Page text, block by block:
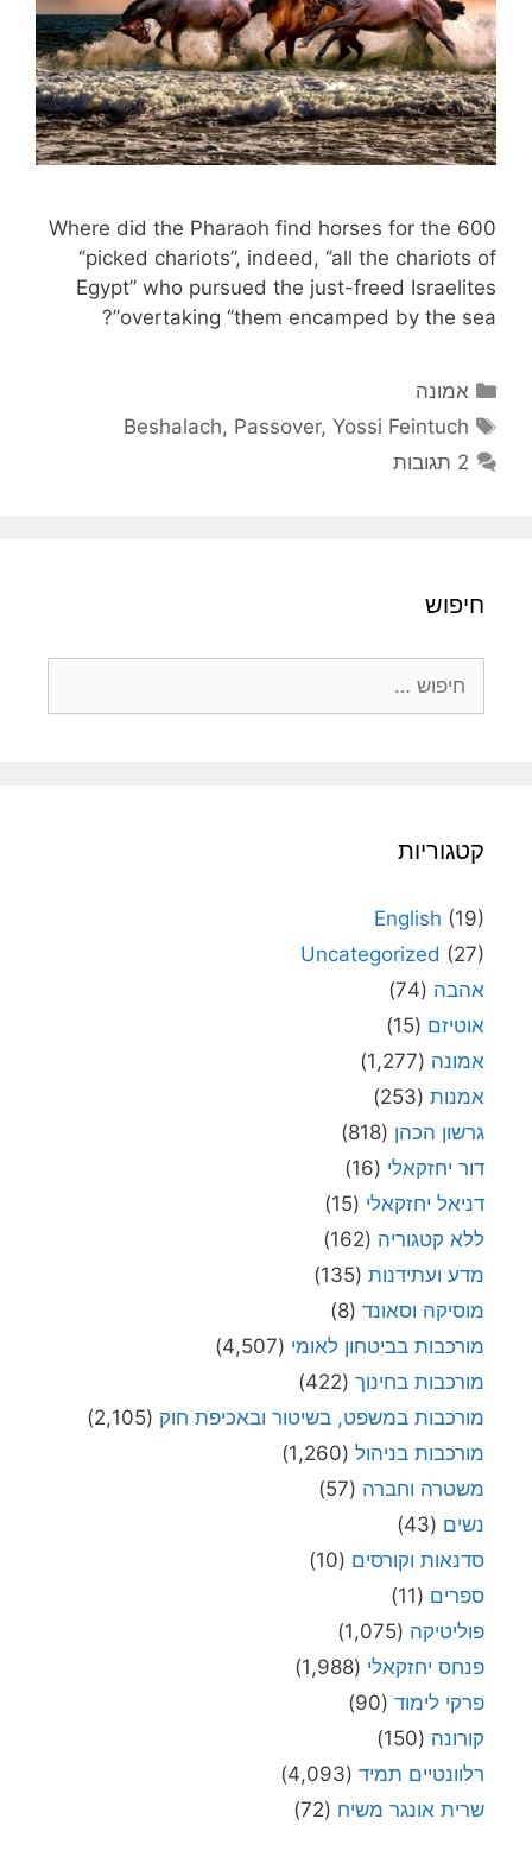
Where did the Pharaoh find horses for the 600
‘’picked chariots’’, indeed, ‘’all the chariots of
Egypt’’ who pursued the just-freed Israelites
overtaking ‘’them encamped by the sea’’?
קטגוריות
אמונה
תגיות
Beshalach, Passover, Yossi Feintuch
2 תגובות
חיפוש
קטגוריות
English (19)
Uncategorized (27)
אהבה (74)
אוטיזם (15)
אמונה (1,277)
אמנות (253)
גרשון הכהן (818)
דור יחזקאלי (16)
דניאל יחזקאלי (15)
ללא קטגוריה (162)
מדע ועתידנות (135)
מוסיקה וסאונד (8)
מורכבות בביטחון לאומי (4,507)
מורכבות בחינוך (422)
מורכבות במשפט, בשיטור ובאכיפת חוק (2,105)
מורכבות בניהול (1,260)
משטרה וחברה (57)
נשים (43)
סדנאות וקורסים (10)
ספרים (11)
פוליטיקה (1,075)
פנחס יחזקאלי (1,988)
פרקי לימוד (90)
קורונה (150)
רלוונטיים תמיד (4,093)
שרית אונגר משיח (72)